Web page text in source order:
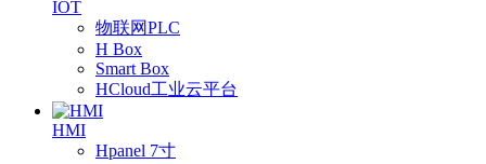
IOT
物联网PLC
H Box
Smart Box
HCloud工业云平台
HMI
Hpanel 7寸